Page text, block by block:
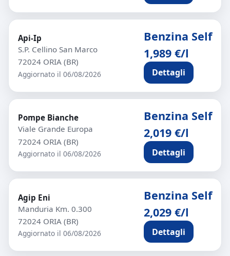
Api-Ip
S.P. Cellino San Marco
72024 ORIA (BR)
Aggiornato il 06/08/2026
Benzina Self
1,989 €/l
Dettagli
Pompe Bianche
Viale Grande Europa
72024 ORIA (BR)
Aggiornato il 06/08/2026
Benzina Self
2,019 €/l
Dettagli
Agip Eni
Manduria Km. 0.300
72024 ORIA (BR)
Aggiornato il 06/08/2026
Benzina Self
2,029 €/l
Dettagli